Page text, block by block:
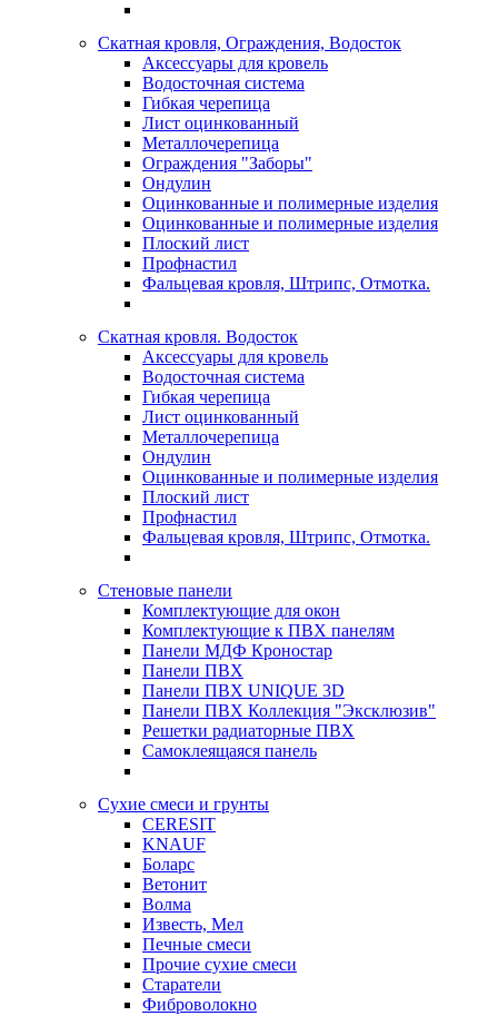
Скатная кровля, Ограждения, Водосток
Аксессуары для кровель
Водосточная система
Гибкая черепица
Лист оцинкованный
Металлочерепица
Ограждения "Заборы"
Ондулин
Оцинкованные и полимерные изделия
Оцинкованные и полимерные изделия
Плоский лист
Профнастил
Фальцевая кровля, Штрипс, Отмотка.
Скатная кровля. Водосток
Аксессуары для кровель
Водосточная система
Гибкая черепица
Лист оцинкованный
Металлочерепица
Ондулин
Оцинкованные и полимерные изделия
Плоский лист
Профнастил
Фальцевая кровля, Штрипс, Отмотка.
Стеновые панели
Комплектующие для окон
Комплектующие к ПВХ панелям
Панели МДФ Кроностар
Панели ПВХ
Панели ПВХ UNIQUE 3D
Панели ПВХ Коллекция "Эксклюзив"
Решетки радиаторные ПВХ
Самоклеящаяся панель
Сухие смеси и грунты
CERESIT
KNAUF
Боларс
Ветонит
Волма
Известь, Мел
Печные смеси
Прочие сухие смеси
Старатели
Фиброволокно